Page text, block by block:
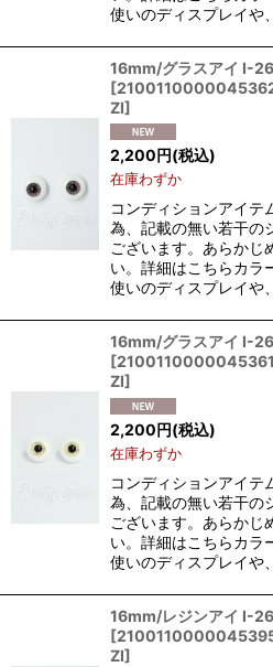
使いのディスプレイや
16mm/グラスアイ I-
[
ZI]
2,200円(税込)
在庫わずか
コンディションアイテ
為、記載の無い若干の
ございます。あらかじ
い。詳細はこちらカラ
使いのディスプレイや
16mm/グラスアイ I-
[
ZI]
2,200円(税込)
在庫わずか
コンディションアイテ
為、記載の無い若干の
ございます。あらかじ
い。詳細はこちらカラ
使いのディスプレイや
16mm/レジンアイ I-
[
ZI]